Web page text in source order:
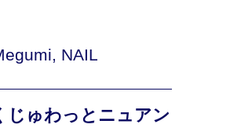
, NAIL
じゅわっとニュアン